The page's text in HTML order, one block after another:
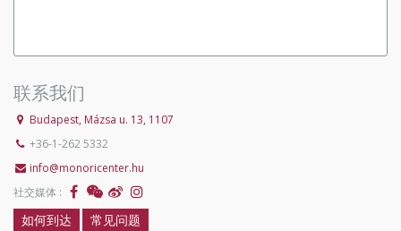
联系我们
Budapest, Mázsa u. 13, 1107
+36-1-262 5332
info@monoricenter.hu
社交媒体 :
如何到达 常见问题